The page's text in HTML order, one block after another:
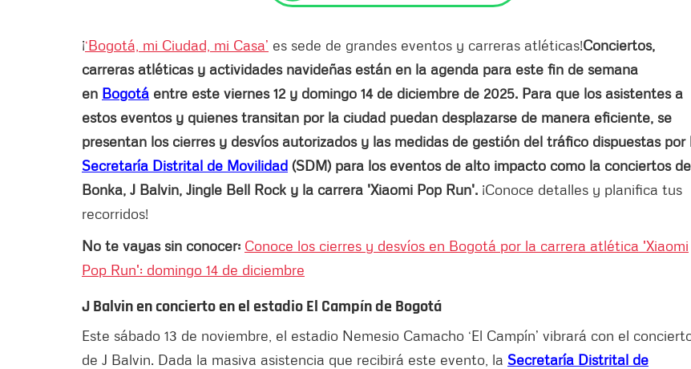
¡‘Bogotá, mi Ciudad, mi Casa’ es sede de grandes eventos y carreras atléticas!Conciertos,
carreras atléticas y actividades navideñas están en la agenda para este fin de semana
en Bogotá entre este viernes 12 y domingo 14 de diciembre de 2025. Para que los asistentes a
estos eventos y quienes transitan por la ciudad puedan desplazarse de manera eficiente, se
presentan los cierres y desvíos autorizados y las medidas de gestión del tráfico dispuestas por
Secretaría Distrital de Movilidad (SDM) para los eventos de alto impacto como la conciertos de
Bonka, J Balvin, Jingle Bell Rock y la carrera 'Xiaomi Pop Run'. ¡Conoce detalles y planifica tus
recorridos!
No te vayas sin conocer: Conoce los cierres y desvíos en Bogotá por la carrera atlética 'Xiaomi
Pop Run': domingo 14 de diciembre
J Balvin en concierto en el estadio El Campín de Bogotá
Este sábado 13 de noviembre, el estadio Nemesio Camacho ‘El Campín’ vibrará con el
de J Balvin. Dada la masiva asistencia que recibirá este evento, la Secretaría Distrital de